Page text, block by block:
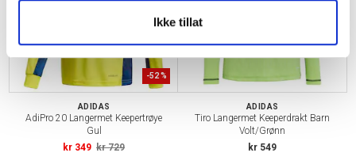
Ikke tillat
-52 %
ADIDAS
AdiPro 20 Langermet Keepertrøye
Gul
kr 349 kr 729
ADIDAS
Tiro Langermet Keeperdrakt Barn
Volt/Grønn
kr 549